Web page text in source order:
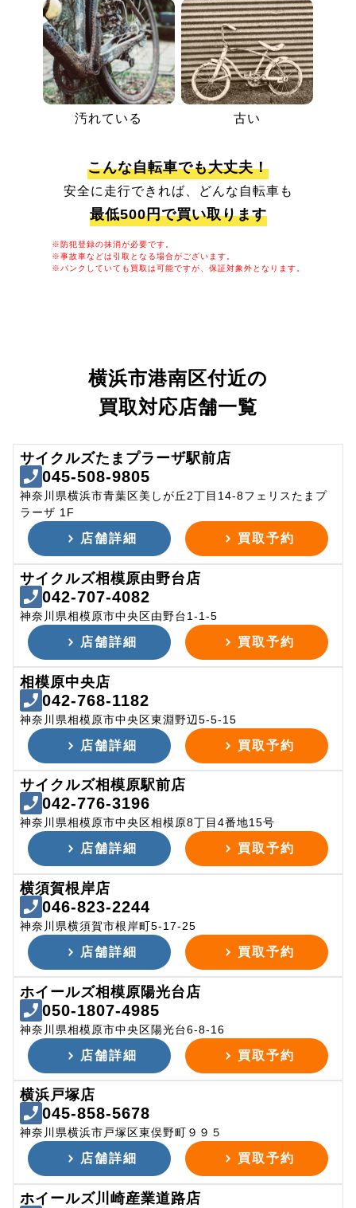
汚れている 古い
こんな自転車でも大丈夫！
安全に走行できれば、どんな自転車も
最低500円で買い取ります
※防犯登録の抹消が必要です。
※事故車などは引取となる場合がございます。
※パンクしていても買取は可能ですが、保証対象外となります。
横浜市港南区付近の
買取対応店舗一覧
サイクルズたまプラーザ駅前店
045-508-9805
神奈川県横浜市青葉区美しが丘2丁目14-8フェリスたまプ
ラーザ 1F
店舗詳細 買取予約
サイクルズ相模原由野台店
042-707-4082
神奈川県相模原市中央区由野台1-1-5
店舗詳細 買取予約
相模原中央店
042-768-1182
神奈川県相模原市中央区東淵野辺5-5-15
店舗詳細 買取予約
サイクルズ相模原駅前店
042-776-3196
神奈川県相模原市中央区相模原8丁目4番地15号
店舗詳細 買取予約
横須賀根岸店
046-823-2244
神奈川県横須賀市根岸町5-17-25
店舗詳細 買取予約
ホイールズ相模原陽光台店
050-1807-4985
神奈川県相模原市中央区陽光台6-8-16
店舗詳細 買取予約
横浜戸塚店
045-858-5678
神奈川県横浜市戸塚区東俣野町９９５
店舗詳細 買取予約
ホイールズ川崎産業道路店